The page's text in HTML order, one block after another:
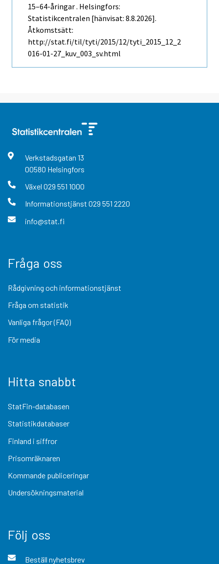
15–64-åringar . Helsingfors:
Statistikcentralen [hänvisat: 8.8.2026].
Åtkomstsätt:
http://stat.fi/til/tyti/2015/12/tyti_2015_12_2
016-01-27_kuv_003_sv.html
Verkstadsgatan 13
00580 Helsingfors
Växel 029 551 1000
Informationstjänst 029 551 2220
info@stat.fi
Fråga oss
Rådgivning och informationstjänst
Fråga om statistik
Vanliga frågor (FAQ)
För media
Hitta snabbt
StatFin-databasen
Statistikdatabaser
Finland i siffror
Prisomräknaren
Kommande publiceringar
Undersökningsmaterial
Följ oss
Beställ nyhetsbrev